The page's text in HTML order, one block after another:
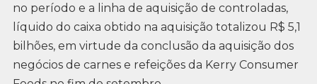
no período e a linha de aquisição de controladas,
líquido do caixa obtido na aquisição totalizou R$ 5,1
bilhões, em virtude da conclusão da aquisição dos
negócios de carnes e refeições da Kerry Consumer